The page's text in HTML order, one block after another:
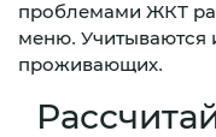
проблемами ЖКТ
меню. Учитываются
проживающих.